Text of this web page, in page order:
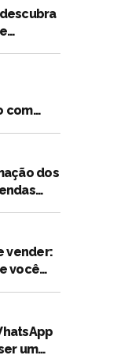
com
dos
vender:
você
um